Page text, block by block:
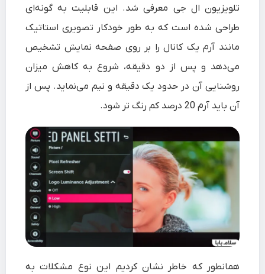
تلویزیون ال جی معرفی شد. این قابلیت به ‌گونه‌ای
طراحی شده است که به طور خودکار تصویری استاتیک
مانند آرم یک کانال را بر روی صفحه نمایش تشخیص
می‌دهد و پس از دو دقیقه، شروع به کاهش میزان
روشنایی آن در حدود یک دقیقه و نیم می‌نماید. پس از
آن باید آرم 20 درصد کم رنگ تر شود.
همانطور که خاطر نشان کردیم این نوع مشکلات به